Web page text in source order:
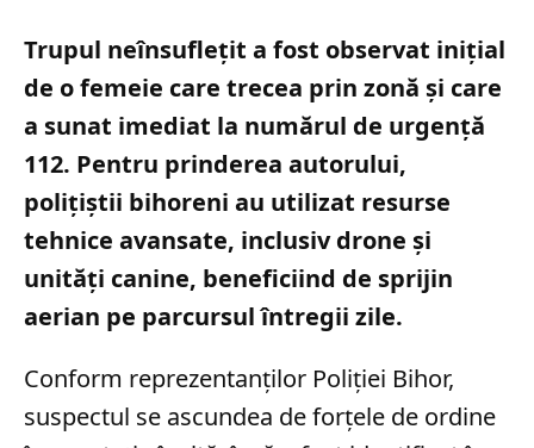
Trupul neînsuflețit a fost observat inițial
de o femeie care trecea prin zonă și care
a sunat imediat la numărul de urgență
112. Pentru prinderea autorului,
polițiștii bihoreni au utilizat resurse
tehnice avansate, inclusiv drone și
unități canine, beneficiind de sprijin
aerian pe parcursul întregii zile.
Conform reprezentanților Poliției Bihor,
suspectul se ascundea de forțele de ordine